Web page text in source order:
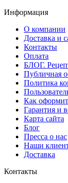
Информация
О компании
Доставка и
Контакты
Оплата
БЛОГ.
Публичная
Политика
Как
Гарантия и
Карта сайта
Блог
Пресса о нас
Наши
Доставка
Контакты